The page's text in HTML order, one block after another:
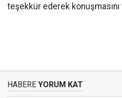
teşekkür ederek konuşmasını
HABERE YORUM KAT